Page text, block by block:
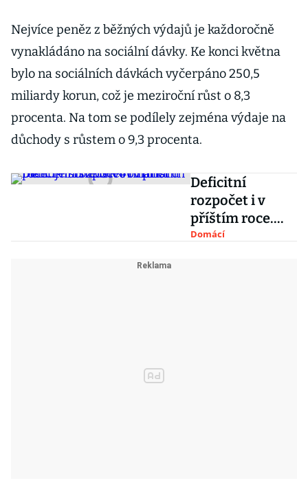
Nejvíce peněz z běžných výdajů je každoročně
vynakládáno na sociální dávky. Ke konci května
bylo na sociálních dávkách vyčerpáno 250,5
miliardy korun, což je meziroční růst o 8,3
procenta. Na tom se podílely zejména výdaje na
důchody s růstem o 9,3 procenta.
Deficitní
rozpočet i v
příštím roce.
Ministerstvo
Domácí